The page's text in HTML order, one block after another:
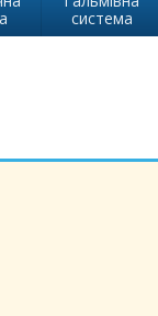
система